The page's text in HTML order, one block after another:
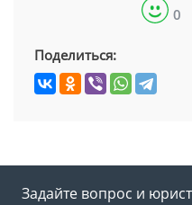
0
Поделиться:
Задайте вопрос и